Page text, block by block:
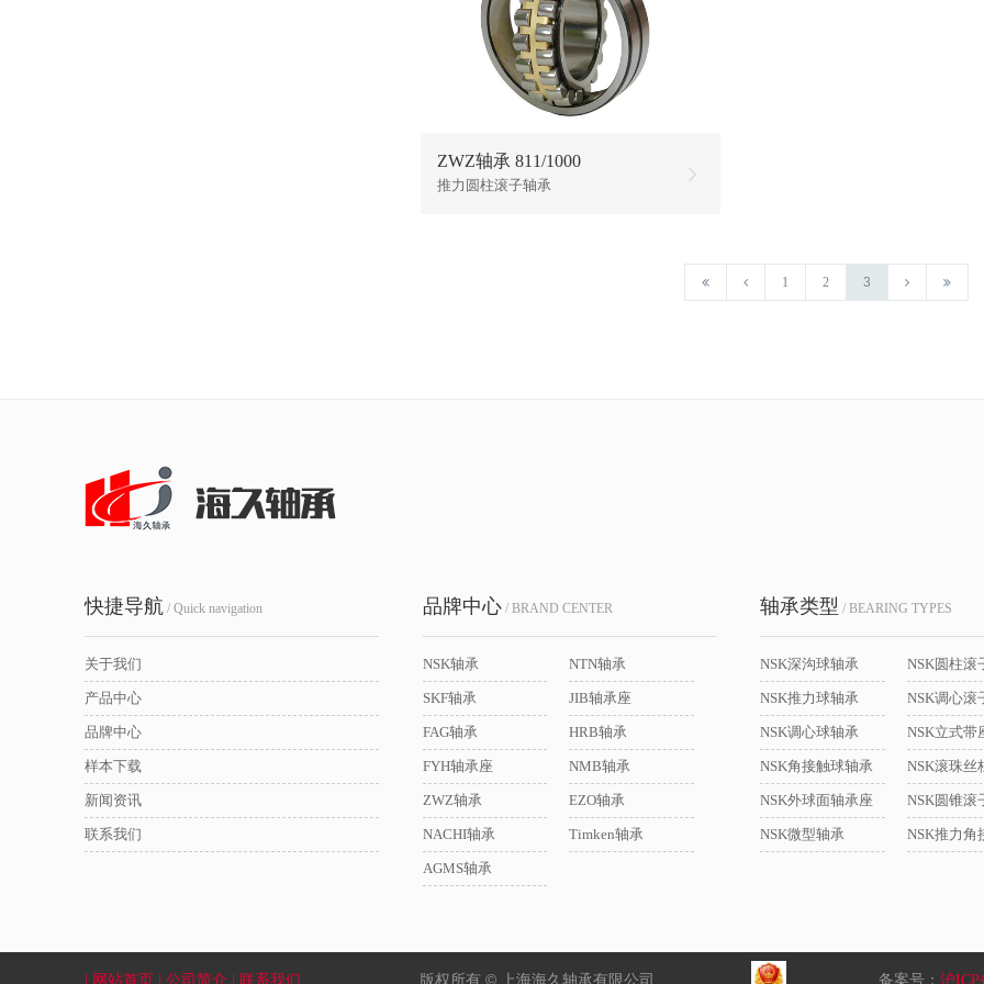
ZWZ轴承 811/1000
推力圆柱滚子轴承
1 2 3
快捷导航 / Quick navigation
关于我们
产品中心
品牌中心
样本下载
新闻资讯
联系我们
品牌中心/ BRAND CENTER
NSK轴承 NTN轴承
SKF轴承 JIB轴承座
FAG轴承 HRB轴承
FYH轴承座 NMB轴承
ZWZ轴承 EZO轴承
NACHI轴承 Timken轴承
AGMS轴承
轴承类型 / BEARING TYPES
NSK深沟球轴承 NSK圆柱滚
NSK推力球轴承 NSK调心滚
NSK调心球轴承
NSK角接触球轴承 NSK滚珠丝
NSK外球面轴承座 NSK圆锥滚
NSK微型轴承
| 网站首页 | 公司简介 | 联系我们 版权所有 © 上海海久轴承有限公司 备案号： 沪ICP